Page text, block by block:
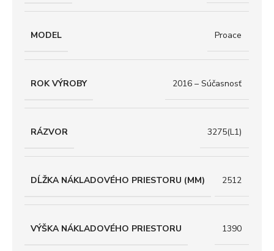
MODEL Proace
ROK VÝROBY 2016 – Súčasnosť
RÁZVOR 3275(L1)
DĹŽKA NÁKLADOVÉHO PRIESTORU (MM) 2512
VÝŠKA NÁKLADOVÉHO PRIESTORU 1390